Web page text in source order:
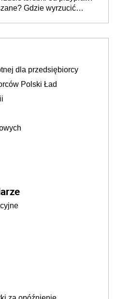
Gdzie wyrzucić
dla przedsiębiorcy
Polski Ład